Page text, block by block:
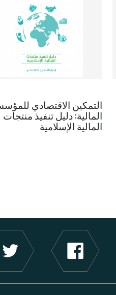
التمكين الاقتصادي
المالية: دليل تنفيذ منتجات
المالية الإسلامية